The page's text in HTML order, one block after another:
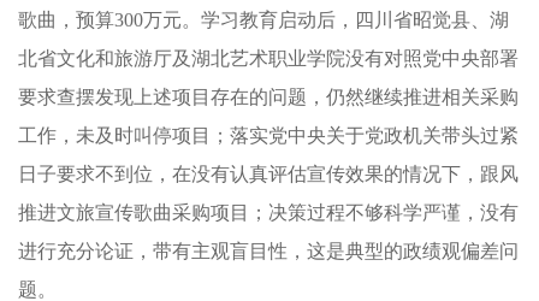
歌曲，预算300万元。学习教育启动后，四川省昭觉县、湖
北省文化和旅游厅及湖北艺术职业学院没有对照党中央部署
要求查摆发现上述项目存在的问题，仍然继续推进相关采购
工作，未及时叫停项目；落实党中央关于党政机关带头过紧
日子要求不到位，在没有认真评估宣传效果的情况下，跟风
推进文旅宣传歌曲采购项目；决策过程不够科学严谨，没有
进行充分论证，带有主观盲目性，这是典型的政绩观偏差问
题。